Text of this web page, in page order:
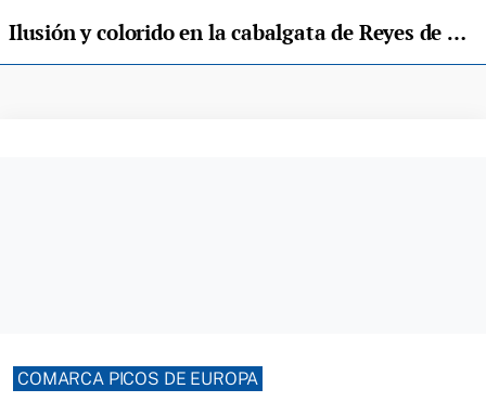
Ilusión y colorido en la cabalgata de Reyes de Sevares, en Piloña
COMARCA PICOS DE EUROPA